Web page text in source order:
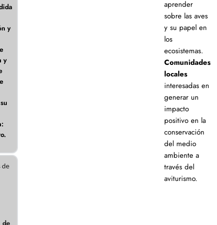
y
y
de
de
aprender
sobre las aves
y su papel en
los
ecosistemas.
Comunidades
locales
interesadas en
generar un
impacto
positivo en la
conservación
del medio
ambiente a
través del
aviturismo.